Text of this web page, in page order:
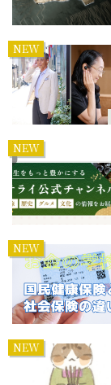
NEW
NEW
NEW
NEW